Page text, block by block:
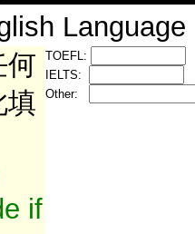
何
填
if
TOEFL:
IELTS:
Other: